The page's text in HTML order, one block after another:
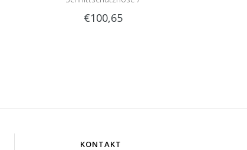
Schnittschutzlatzhose Sip 1RG1 |
€100,65
KONTAKT